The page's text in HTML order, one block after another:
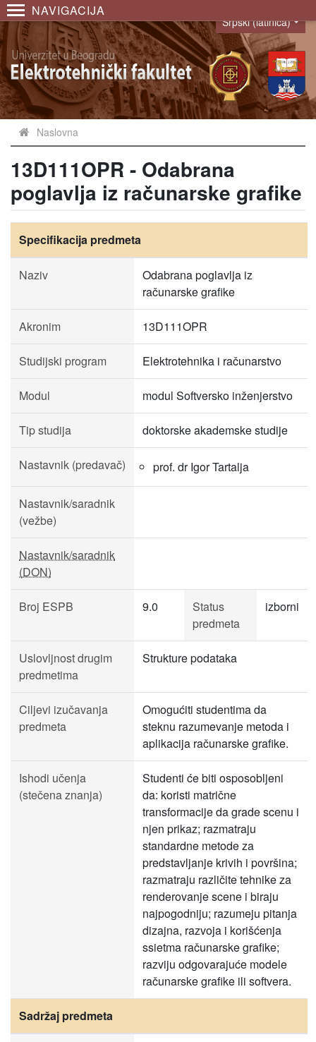
NAVIGACIJA
Language
Srpski (latinica)
Naslovna
13D111OPR - Odabrana
poglavlja iz računarske grafike
Specifikacija predmeta
Naziv
Odabrana poglavlja iz
računarske grafike
Akronim 13D111OPR
Studijski program Elektrotehnika i računarstvo
Modul modul Softversko inženjerstvo
Tip studija doktorske akademske studije
Nastavnik (predavač) prof. dr Igor Tartalja
Nastavnik/saradnik
(vežbe)
Nastavnik/saradnik
(DON)
Broj ESPB 9.0
Status
predmeta
izborni
Uslovljnost drugim
predmetima
Strukture podataka
Ciljevi izučavanja
predmeta
Omogućiti studentima da
steknu razumevanje metoda i
aplikacija računarske grafike.
Ishodi učenja
(stečena znanja)
Studenti će biti osposobljeni
da: koristi matrične
transformacije da grade scenu i
njen prikaz; razmatraju
standardne metode za
predstavljanje krivih i površina;
razmatraju različite tehnike za
renderovanje scene i biraju
najpogodniju; razumeju pitanja
dizajna, razvoja i korišćenja
ssietma računarske grafike;
razviju odgovarajuće modele
računarske grafike ili softvera.
Sadržaj predmeta